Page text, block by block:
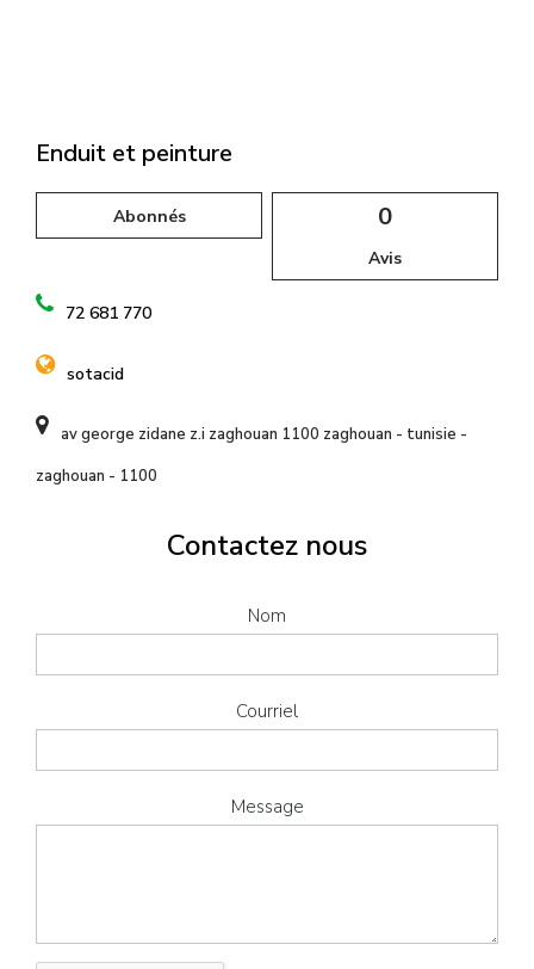
Enduit et peinture
Abonnés 0
Avis
72 681 770
sotacid
av george zidane z.i zaghouan 1100 zaghouan - tunisie -
zaghouan - 1100
Contactez nous
Nom
Courriel
Message